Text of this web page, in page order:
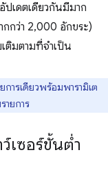
ปเดตเดียวกันมีมาก
กว่า 2,000 อักขระ)
ติมตามที่จำเป็น
การเดียวพร้อมพารามิเต
ายการ
เซอร์ขั้นต่ำ